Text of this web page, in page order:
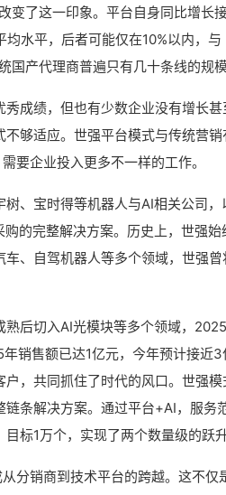
变了这一印象。平台自身同比增长
水平，后者可能仅在10%以内，与
产代理商普遍只有几十条线的规模
成绩，但也有少数企业没有增长甚
够适应。世强平台模式与传统营销
要企业投入更多不一样的工作。
、宝时得等机器人与AI相关公司，
的完整解决方案。历史上，世强始
、自驾机器人等多个领域，世强曾
后切入AI光模块等多个领域，
销售额已达1亿元，今年预计接近3
，共同抓住了时代的风口。世强模
条解决方案。通过平台+AI，服务
标1万个，实现了两个数量级的跃升
分销商到技术平台的跨越。这不仅